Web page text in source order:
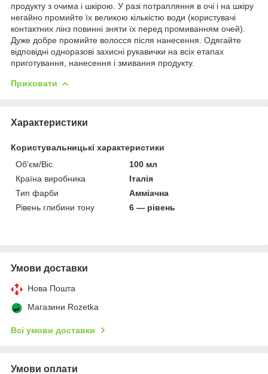
продукту з очима і шкірою. У разі потрапляння в очі і на шкіру
негайно промийте їх великою кількістю води (користувачі
контактних лінз повинні зняти їх перед промиванням очей).
Дуже добре промийте волосся після нанесення. Одягайте
відповідні одноразові захисні рукавички на всіх етапах
приготування, нанесення і змивання продукту.
Приховати
Характеристики
Користувальницькі характеристики
Об'єм/Віс
100 мл
Країна виробника
Італія
Тип фарби
Амміачна
Рівень глибини тону
6 — рівень
Умови доставки
Нова Пошта
Магазини Rozetka
Всі умови доставки
Умови оплати